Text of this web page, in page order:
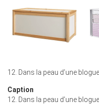
12. Dans la peau d’une
Caption
12. Dans la peau d’une